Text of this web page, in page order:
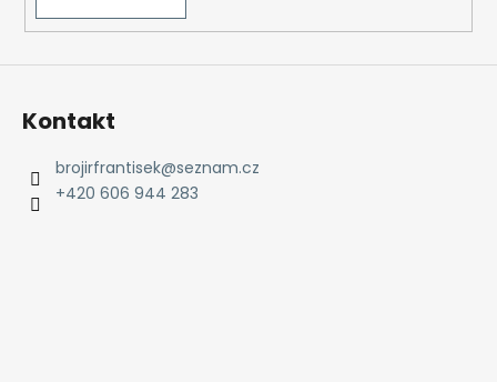
Kontakt
brojirfrantisek@seznam.cz
+420 606 944 283